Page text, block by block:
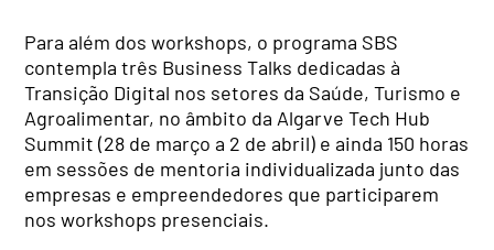
Para além dos workshops, o programa SBS
contempla três Business Talks dedicadas à
Transição Digital nos setores da Saúde, Turismo e
Agroalimentar, no âmbito da Algarve Tech Hub
Summit (28 de março a 2 de abril) e ainda 150 horas
em sessões de mentoria individualizada junto das
empresas e empreendedores que participarem
nos workshops presenciais.